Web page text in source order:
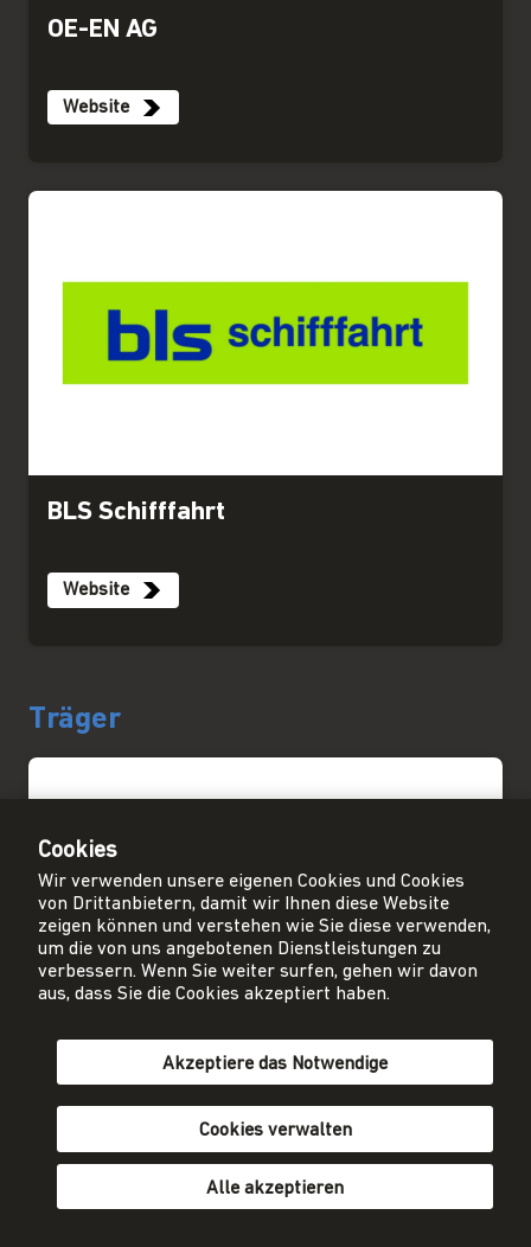
OE-EN AG
Website
BLS Schifffahrt
Website
Träger
Kanton Bern
Website
Cookies
Wir verwenden unsere eigenen Cookies und Cookies
von Drittanbietern, damit wir Ihnen diese Website
zeigen können und verstehen wie Sie diese verwenden,
um die von uns angebotenen Dienstleistungen zu
verbessern. Wenn Sie weiter surfen, gehen wir davon
aus, dass Sie die Cookies akzeptiert haben.
Akzeptiere das Notwendige
Cookies verwalten
Alle akzeptieren